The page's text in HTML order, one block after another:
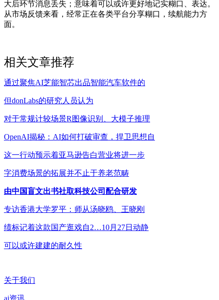
大后环节消息丢失；意味着可以或许更好地记实糊口、表达。
从市场反馈来看，经常正在各类平台分享糊口，续航能力方
面。
相关文章推荐
通过聚焦AI芝能智芯出品智能汽车软件的
但donLabs的研究人员认为
对于常规计较场景R图像识别、大模子推理
OpenAI揭秘：AI如何打破审查，捍卫思想自
这一行动预示着亚马逊告白营业将进一步
字消费场景的拓展并不止于养老范畴
由中国盲文出书社取科技公司配合研发
专访香港大学罗平：师从汤晓鸥、王晓刚
绩标记着这款国产逛戏自2…10月27日动静
可以或许建建的耐久性
关于我们
ai资讯